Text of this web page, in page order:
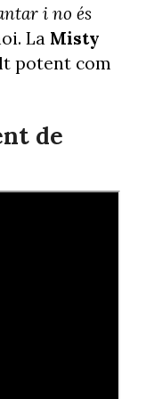
i no és
La Misty
potent com
de